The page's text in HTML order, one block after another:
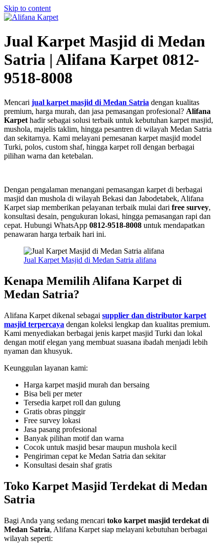
Skip to content
Jual Karpet Masjid di Medan
Satria | Alifana Karpet 0812-
9518-8008
Mencari jual karpet masjid di Medan Satria dengan kualitas
premium, harga murah, dan jasa pemasangan profesional? Alifana
Karpet hadir sebagai solusi terbaik untuk kebutuhan karpet masjid,
mushola, majelis taklim, hingga pesantren di wilayah Medan Satria
dan sekitarnya. Kami melayani pemesanan karpet masjid model
Turki, polos, custom shaf, hingga karpet roll dengan berbagai
pilihan warna dan ketebalan.
Dengan pengalaman menangani pemasangan karpet di berbagai
masjid dan mushola di wilayah Bekasi dan Jabodetabek, Alifana
Karpet siap memberikan pelayanan terbaik mulai dari free survey,
konsultasi desain, pengukuran lokasi, hingga pemasangan rapi dan
cepat. Hubungi WhatsApp 0812-9518-8008 untuk mendapatkan
penawaran harga terbaik hari ini.
Jual Karpet Masjid di Medan Satria alifana
Kenapa Memilih Alifana Karpet di
Medan Satria?
Alifana Karpet dikenal sebagai supplier dan distributor karpet
masjid terpercaya dengan koleksi lengkap dan kualitas premium.
Kami menyediakan berbagai jenis karpet masjid Turki dan lokal
dengan motif elegan yang membuat suasana ibadah menjadi lebih
nyaman dan khusyuk.
Keunggulan layanan kami:
Harga karpet masjid murah dan bersaing
Bisa beli per meter
Tersedia karpet roll dan gulung
Gratis obras pinggir
Free survey lokasi
Jasa pasang profesional
Banyak pilihan motif dan warna
Cocok untuk masjid besar maupun mushola kecil
Pengiriman cepat ke Medan Satria dan sekitar
Konsultasi desain shaf gratis
Toko Karpet Masjid Terdekat di Medan
Satria
Bagi Anda yang sedang mencari toko karpet masjid terdekat di
Medan Satria, Alifana Karpet siap melayani kebutuhan berbagai
wilayah seperti: